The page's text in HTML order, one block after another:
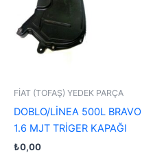
FİAT (TOFAŞ) YEDEK PARÇA
DOBLO/LİNEA 500L BRAVO
1.6 MJT TRİGER KAPAĞI
₺0,00